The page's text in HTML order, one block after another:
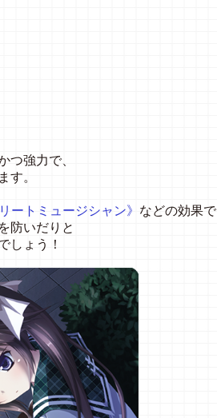
つ強力で、
す。
ートミュージシャン》 などの効果で
防いだりと
しょう！